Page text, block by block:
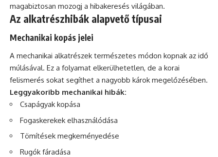
magabiztosan mozogj a hibakeresés világában.
Az alkatrészhibák alapvető típusai
Mechanikai kopás jelei
A mechanikai alkatrészek természetes módon kopnak az idő
múlásával. Ez a folyamat elkerülhetetlen, de a korai
felismerés sokat segíthet a nagyobb károk megelőzésében.
Leggyakoribb mechanikai hibák:
Csapágyak kopása
Fogaskerekek elhasználódása
Tömítések megkeményedése
Rugók fáradása